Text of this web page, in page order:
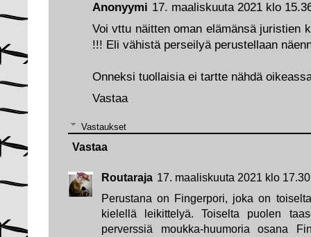
Anonyymi 17. maaliskuuta 2021 klo
Voi vttu näitten oman elämänsä juristien
!!! Eli vähistä perseilyä perustellaan
Onneksi tuollaisia ei tartte nähdä
Vastaa
Vastaukset
Routaraja 17. maaliskuuta 2021 klo 17.30
Perustana on Fingerpori, joka on
kielellä leikittelyä. Toiselta puolen
perverssiä moukka-huumoria osana
Vastaa